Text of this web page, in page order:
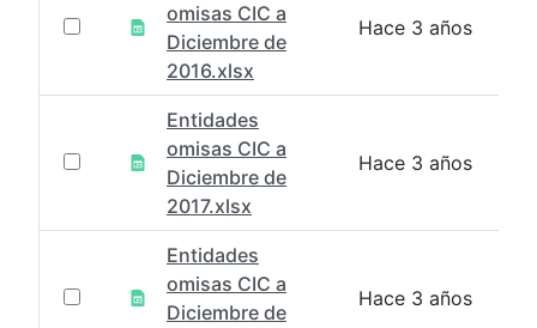
omisas CIC a
Diciembre de
2016.xlsx
Hace 3 años
Entidades
omisas CIC a
Diciembre de
2017.xlsx
Hace 3 años
Entidades
omisas CIC a
Diciembre de
Hace 3 años